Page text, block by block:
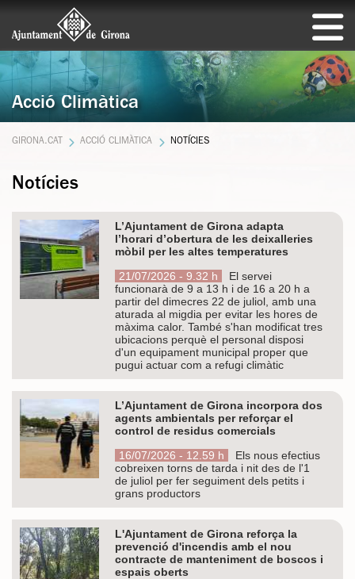
Acció Climàtica
GIRONA.CAT ACCIÓ CLIMÀTICA NOTÍCIES
Notícies
L’Ajuntament de Girona adapta
l’horari d’obertura de les deixalleries
mòbil per les altes temperatures
21/07/2026 - 9.32 h
El servei
funcionarà de 9 a 13 h i de 16 a 20 h a
partir del dimecres 22 de juliol, amb una
aturada al migdia per evitar les hores de
màxima calor. També s'han modificat tres
ubicacions perquè el personal disposi
d'un equipament municipal proper que
pugui actuar com a refugi climàtic
L’Ajuntament de Girona incorpora dos
agents ambientals per reforçar el
control de residus comercials
16/07/2026 - 12.59 h
Els nous efectius
cobreixen torns de tarda i nit des de l'1
de juliol per fer seguiment dels petits i
grans productors
L'Ajuntament de Girona reforça la
prevenció d'incendis amb el nou
contracte de manteniment de boscos i
espais oberts